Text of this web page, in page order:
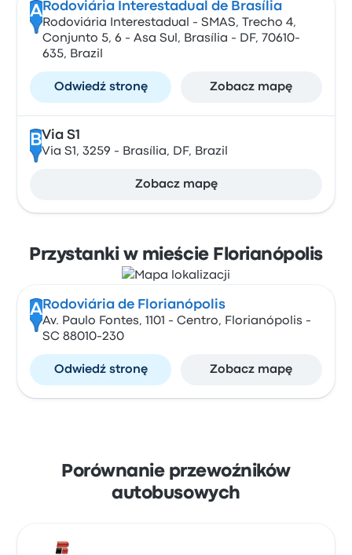
A Rodoviária Interestadual de Brasília
Rodoviária Interestadual - SMAS, Trecho 4,
Conjunto 5, 6 - Asa Sul, Brasília - DF, 70610-
635, Brazil
Odwiedź stronę Zobacz mapę
BVia S1
Via S1, 3259 - Brasília, DF, Brazil
Zobacz mapę
Przystanki w mieście Florianópolis
A Rodoviária de Florianópolis
Av. Paulo Fontes, 1101 - Centro, Florianópolis -
SC 88010-230
Odwiedź stronę Zobacz mapę
Porównanie przewoźników
autobusowych